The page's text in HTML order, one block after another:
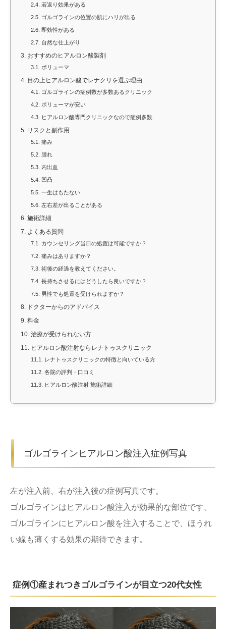
2.4. 若返り効果がある
2.5. ゴルゴラインの位置の肌にハリが出る
2.6. 即効性がある
2.7. 自然な仕上がり
3. おすすめのヒアルロン酸製剤
3.1. ボリューマ
4. 目の上ヒアルロン酸でレナクリを選ぶ理由
4.1. ゴルゴラインの症例数が多数あるクリニック
4.2. ボリューマが安い
4.3. ヒアルロン酸専門クリニックなので症例多数
5. リスクと副作用
5.1. 痛み
5.2. 腫れ
5.3. 内出血
5.4. 凹凸
5.5. 一生はもたない
5.6. 左右差が出ることがある
6. 施術詳細
7.
よくある質問
7.1. カウンセリング当日の処置は可能ですか？
7.2. 痛みはありますか？
7.3. 術後の経過を教えてください。
7.4. 長持ちさせるにはどうしたら良いですか？
7.5. 男性でも処置を受けられますか？
8.
ドクターからのアドバイス
9. 料金
10. 治療が受けられない方
11.
ヒアルロン酸注射ならレナトゥスクリニック
11.1. レナトゥスクリニックの特徴と向いている方
11.2. 各院の評判・口コミ
11.3. ヒアルロン酸注射 施術詳細
ゴルゴラインヒアルロン酸注入症例写真
左が注入前、右が注入後の症例写真です。
ゴルゴラインはヒアルロン酸注入が効果的な部位です。
ゴルゴラインにヒアルロン酸を注入することで、ほうれ
い線も薄くする効果の期待できます。
症例①産まれつきゴルゴラインが目立つ20代女性